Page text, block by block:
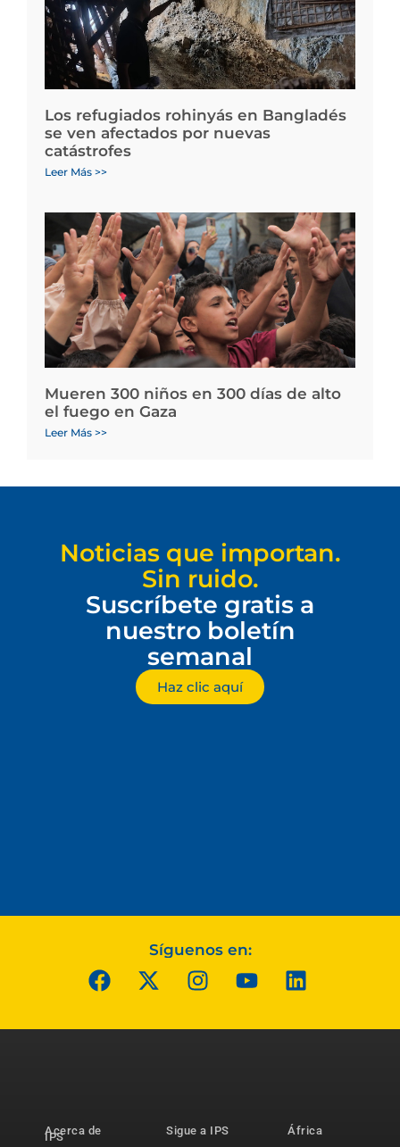
Los refugiados rohinyás en Bangladés
se ven afectados por nuevas
catástrofes
Leer Más >>
Mueren 300 niños en 300 días de alto
el fuego en Gaza
Leer Más >>
Noticias que importan.
Sin ruido.
Suscríbete gratis a
nuestro boletín
semanal
Haz clic aquí
Síguenos en:
Acerca de
IPS
Sigue a IPS
África